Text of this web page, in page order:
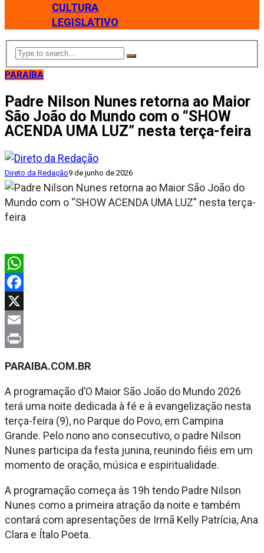
CULTURA
LEGISLATIVO
PARAÍBA
Padre Nilson Nunes retorna ao Maior
São João do Mundo com o “SHOW
ACENDA UMA LUZ” nesta terça-feira
Direto da Redação9 de junho de 2026
WhatsApp
Facebook
X
Email
PARAIBA.COM.BR
A programação d’O Maior São João do Mundo 2026
terá uma noite dedicada à fé e à evangelização nesta
terça-feira (9), no Parque do Povo, em Campina
Grande. Pelo nono ano consecutivo, o padre Nilson
Nunes participa da festa junina, reunindo fiéis em um
momento de oração, música e espiritualidade.
A programação começa às 19h tendo Padre Nilson
Nunes como a primeira atração da noite e também
contará com apresentações de Irmã Kelly Patrícia, Ana
Clara e Ítalo Poeta.